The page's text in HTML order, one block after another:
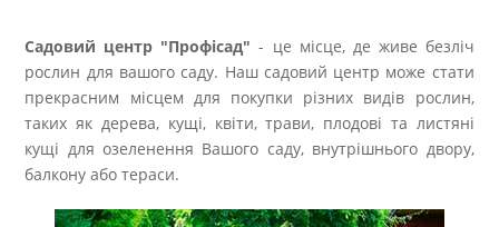
Садовий центр "Профісад" - це місце, де живе безліч
рослин для вашого саду. Наш садовий центр може стати
прекрасним місцем для покупки різних видів рослин,
таких як дерева, кущі, квіти, трави, плодові та листяні
кущі для озеленення Вашого саду, внутрішнього двору,
балкону або тераси.